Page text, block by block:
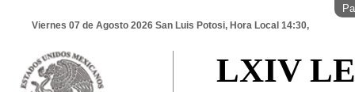
Viernes 07 de Agosto 2026 San Luis Potosi, Hora Local 14:30,
LXIV